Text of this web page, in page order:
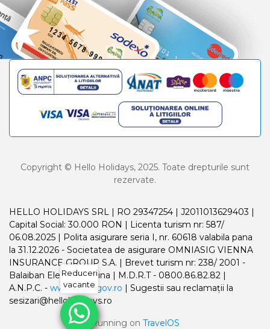
Copyright © Hello Holidays, 2025. Toate drepturile sunt
rezervate.
HELLO HOLIDAYS SRL | RO 29347254 | J2011013629403 |
Capital Social: 30.000 RON | Licenta turism nr: 587/
06.08.2025 | Polita asigurare seria I, nr. 60618 valabila pana
la 31.12.2026 - Societatea de asigurare OMNIASIG VIENNA
INSURANCE GROUP S.A. | Brevet turism nr: 238/ 2001 -
Balaiban Elena Madalina | M.D.R.T - 0800.86.82.82 |
A.N.P.C. - www.anpc.gov.ro | Sugestii sau reclamații la
sesizari@helloholidays.ro
Running on TravelOS
Reduceri
vacante